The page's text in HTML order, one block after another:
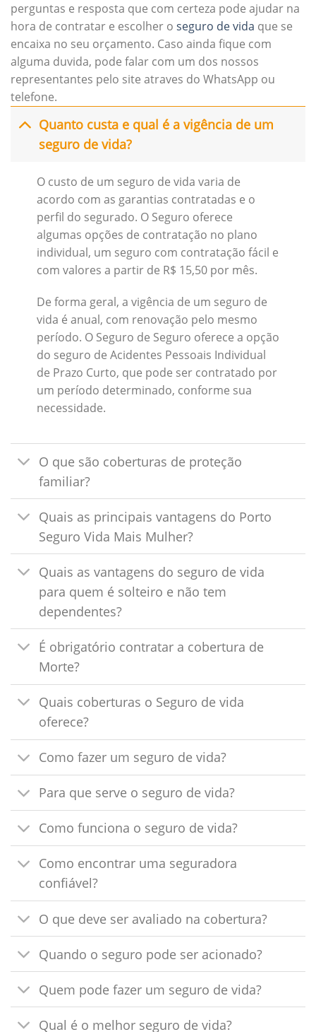
perguntas e resposta que com certeza pode ajudar na
hora de contratar e escolher o seguro de vida que se
encaixa no seu orçamento. Caso ainda fique com
alguma duvida, pode falar com um dos nossos
representantes pelo site atraves do WhatsApp ou
telefone.
Quanto custa e qual é a vigência de um
seguro de vida?
O custo de um seguro de vida varia de
acordo com as garantias contratadas e o
perfil do segurado. O Seguro oferece
algumas opções de contratação no plano
individual, um seguro com contratação fácil e
com valores a partir de R$ 15,50 por mês.
De forma geral, a vigência de um seguro de
vida é anual, com renovação pelo mesmo
período. O Seguro de Seguro oferece a opção
do seguro de Acidentes Pessoais Individual
de Prazo Curto, que pode ser contratado por
um período determinado, conforme sua
necessidade.
O que são coberturas de proteção
familiar?
Quais as principais vantagens do Porto
Seguro Vida Mais Mulher?
Quais as vantagens do seguro de vida
para quem é solteiro e não tem
dependentes?
É obrigatório contratar a cobertura de
Morte?
Quais coberturas o Seguro de vida
oferece?
Como fazer um seguro de vida?
Para que serve o seguro de vida?
Como funciona o seguro de vida?
Como encontrar uma seguradora
confiável?
O que deve ser avaliado na cobertura?
Quando o seguro pode ser acionado?
Quem pode fazer um seguro de vida?
Qual é o melhor seguro de vida?